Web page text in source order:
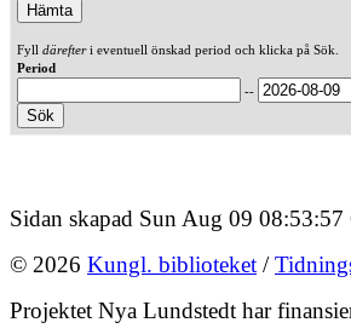
Fyll därefteri eventuell önskad period och klicka på Sök.
Period
--
Sidan skapad Sun Aug 09
© 2026 Kungl. biblioteket /
Projektet Nya Lundstedt har